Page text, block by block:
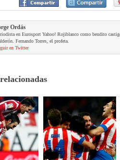
Ordás
en Eurosport Yahoo! Rojiblanco como bendito
Fernando Torres, el profeta.
en Twitter